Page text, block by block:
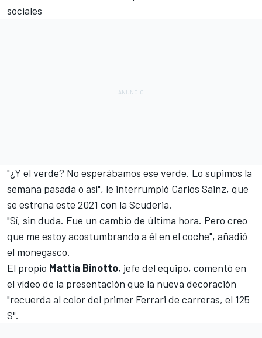
sociales
"¿Y el verde? No esperábamos ese verde. Lo supimos la
semana pasada o así", le interrumpió Carlos Sainz, que
se estrena este 2021 con la Scuderia.
"Sí, sin duda. Fue un cambio de última hora. Pero creo
que me estoy acostumbrando a él en el coche", añadió
el monegasco.
El propio Mattia Binotto, jefe del equipo, comentó en
el vídeo de la presentación que la nueva decoración
"recuerda al color del primer Ferrari de carreras, el 125
S".